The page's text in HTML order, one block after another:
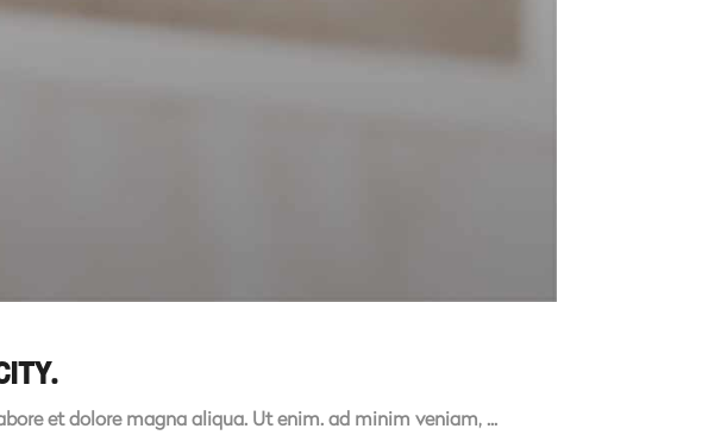
et dolore magna aliqua. Ut enim. ad minim veniam,